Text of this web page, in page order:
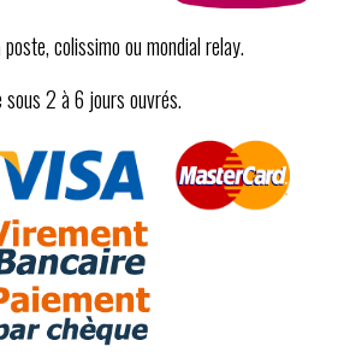
colissimo ou mondial relay.
sous 2 à 6 jours ouvrés.